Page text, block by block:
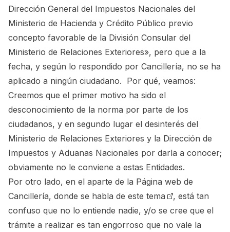
Dirección General del Impuestos Nacionales del
Ministerio de Hacienda y Crédito Público previo
concepto favorable de la División Consular del
Ministerio de Relaciones Exteriores», pero que a la
fecha, y según lo respondido por Cancillería, no se ha
aplicado a ningún ciudadano. Por qué, veamos:
Creemos que el primer motivo ha sido el
desconocimiento de la norma por parte de los
ciudadanos, y en segundo lugar el desinterés del
Ministerio de Relaciones Exteriores y la Dirección de
Impuestos y Aduanas Nacionales por darla a conocer;
obviamente no le conviene a estas Entidades.
Por otro lado, en el aparte de la Página web de
Cancillería, donde se habla de este tema
, está tan
confuso que no lo entiende nadie, y/o se cree que el
trámite a realizar es tan engorroso que no vale la